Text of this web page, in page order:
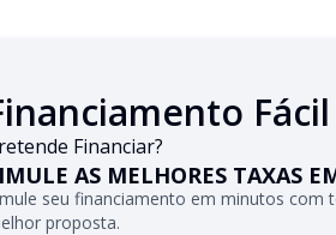
Fácil
Financiar?
AS MELHORES TAXAS
seu financiamento em minutos com
proposta.